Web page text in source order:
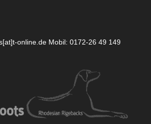
online.de Mobil: 0172-26 49 149